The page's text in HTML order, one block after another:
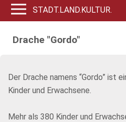
STADT.LAND.KULTUR.
Drache "Gordo"
Der Drache namens “Gordo” ist
Kinder und Erwachsene.
Mehr als 380 Kinder und